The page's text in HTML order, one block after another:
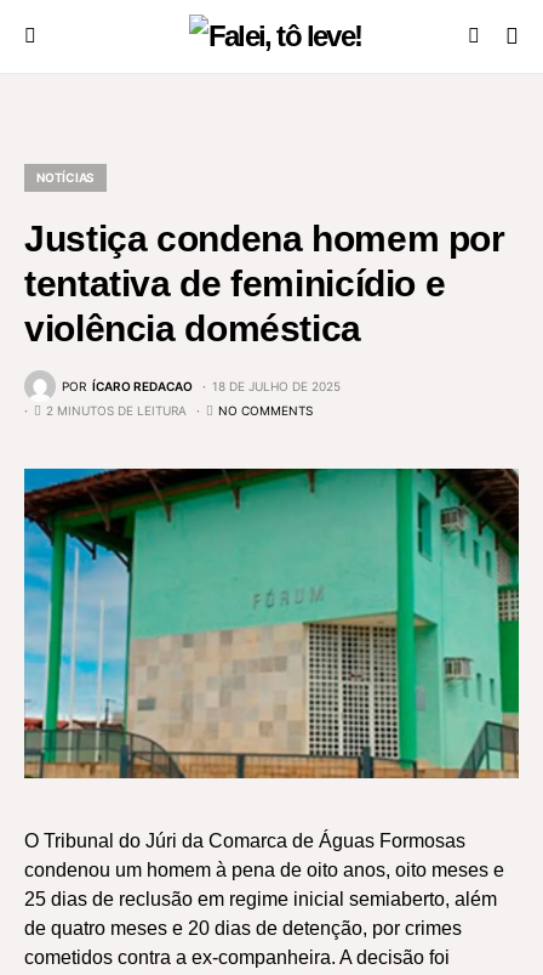
NOTÍCIAS
Justiça condena homem por
tentativa de feminicídio e
violência doméstica
POR ÍCARO REDACAO
18 DE JULHO DE 2025
2 MINUTOS DE LEITURA
NO COMMENTS
O Tribunal do Júri da Comarca de Águas Formosas
condenou um homem à pena de oito anos, oito meses e
25 dias de reclusão em regime inicial semiaberto, além
de quatro meses e 20 dias de detenção, por crimes
cometidos contra a ex-companheira. A decisão foi